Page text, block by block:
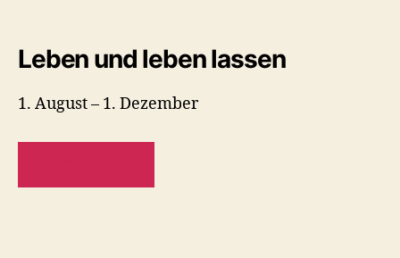
Leben und leben lassen
1. August – 1. Dezember